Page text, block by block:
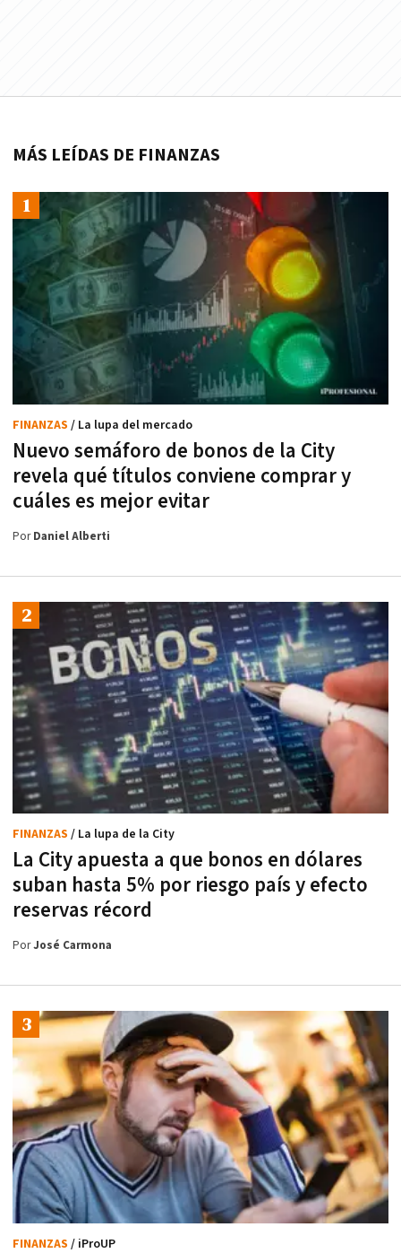
MÁS LEÍDAS DE FINANZAS
Nuevo semáforo de bonos de la City
revela qué títulos conviene comprar y
cuáles es mejor evitar
FINANZAS / La lupa del mercado
PorDaniel Alberti
La City apuesta a que bonos en dólares
suban hasta 5% por riesgo país y efecto
reservas récord
FINANZAS / La lupa de la City
PorJosé Carmona
FINANZAS / iProUP